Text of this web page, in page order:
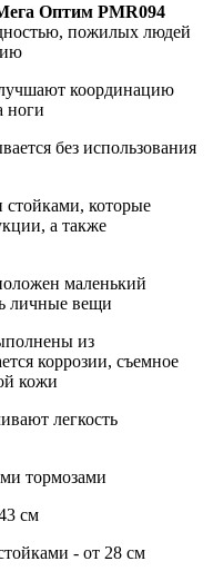
Оптим PMR094
пожилых людей
координацию
ноги
без использования
которые
а также
маленький
личные вещи
из
коррозии, съемное
кожи
легкость
тормозами
см
- от 28 см